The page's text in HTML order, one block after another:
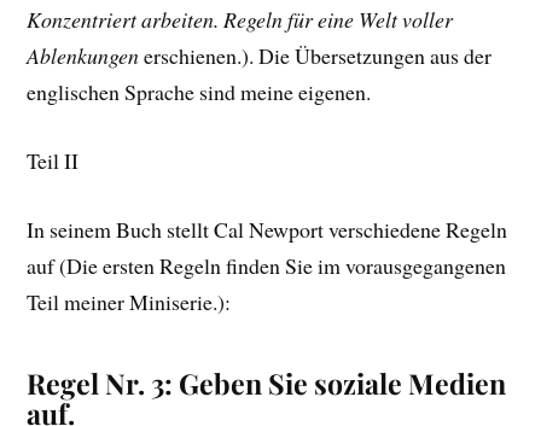
Konzentriert arbeiten. Regeln für eine Welt voller
Ablenkungenerschienen.). Die Übersetzungen aus der
englischen Sprache sind meine eigenen.
Teil II
In seinem Buch stellt Cal Newport verschiedene Regeln
auf (Die ersten Regeln finden Sie im vorausgegangenen
Teil meiner Miniserie.):
Regel Nr. 3: Geben Sie soziale Medien
auf.